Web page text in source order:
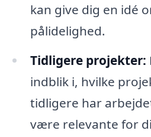
kan give dig en idé
pålidelighed.
Tidligere projekter:
indblik i, hvilke
tidligere har
være relevante for